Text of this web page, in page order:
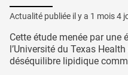
Actualité publiée il y a 1 mois 4
Cette étude menée par une
l’Université du Texas
déséquilibre lipidique